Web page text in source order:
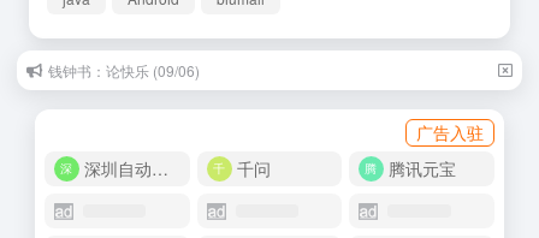
钱钟书：论快乐 (09/06)
广告入驻
深圳自动化商城
千问 腾讯元宝